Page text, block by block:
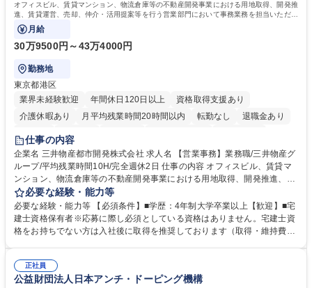
オフィスビル、賃貸マンション、物流倉庫等の不動産開発事業における用地取得、開発推
進、賃貸運営、売却、仲介・活用提案等を行う営業部門において事務業務を担当いただき
ます。
月給
30万9500円～43万4000円
勤務地
東京都港区
業界未経験歓迎
年間休日120日以上
資格取得支援あり
介護休暇あり
月平均残業時間20時間以内 転勤なし
退職金あり
在宅OK
賞与あり
駅近5分以内
土日祝休み 寮・社宅あり
仕事の内容
企業名 三井物産都市開発株式会社 求人名 【営業事務】業務職/三井物産グ
ループ/平均残業時間10H/完全週休2日 仕事の内容 オフィスビル、賃貸マ
ンション、物流倉庫等の不動産開発事業における用地取得、開発推進、賃
貸運営、売却、仲介・活用提案等を行う営業部門において事務業務を担当
いただきます。 【詳細】・契約書管理、契約書製本、捺印対応、ファイリ
ング、登記簿取得、調書取得・支払業務（各種費用支払、支払管理、請
求・支払データ登録、取引先マスター申請対応）・予算作成及び予実管
の他に担当頂く業務が発生する場合があります。 募集職種 【営業事務】
業務職/三井物産グループ/平均残業時間10H/完全週休2日
必要な経験・能力等
必要な経験・能力等 【必須条件】■学歴：4年制大学卒業以上【歓迎】■宅
建士資格保有者※応募に際し必須としている資格はありません。宅建士資
格をお持ちでない方は入社後に取得を推奨しております（取得・維持費用
ション力がある方。 ・チャレンジを厭わず、粘り強く業務に取り組める
方。多様な関係者と謙虚に信頼関係を構築でき、期限を意識したスケジュ
正社員
公益財団法人日本アンチ・ドーピング機構